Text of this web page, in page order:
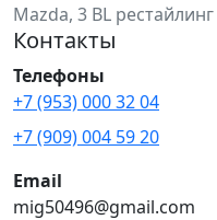
Mazda, 3 BL
Контакты
Телефоны
+7 (953) 000 32 04
+7 (909) 004 59 20
Email
mig50496@gmail.com